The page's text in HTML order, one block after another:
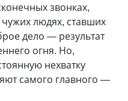
звонках,
чужих людях, ставших
дело — результат
огня. Но,
нехватку
самого главного —